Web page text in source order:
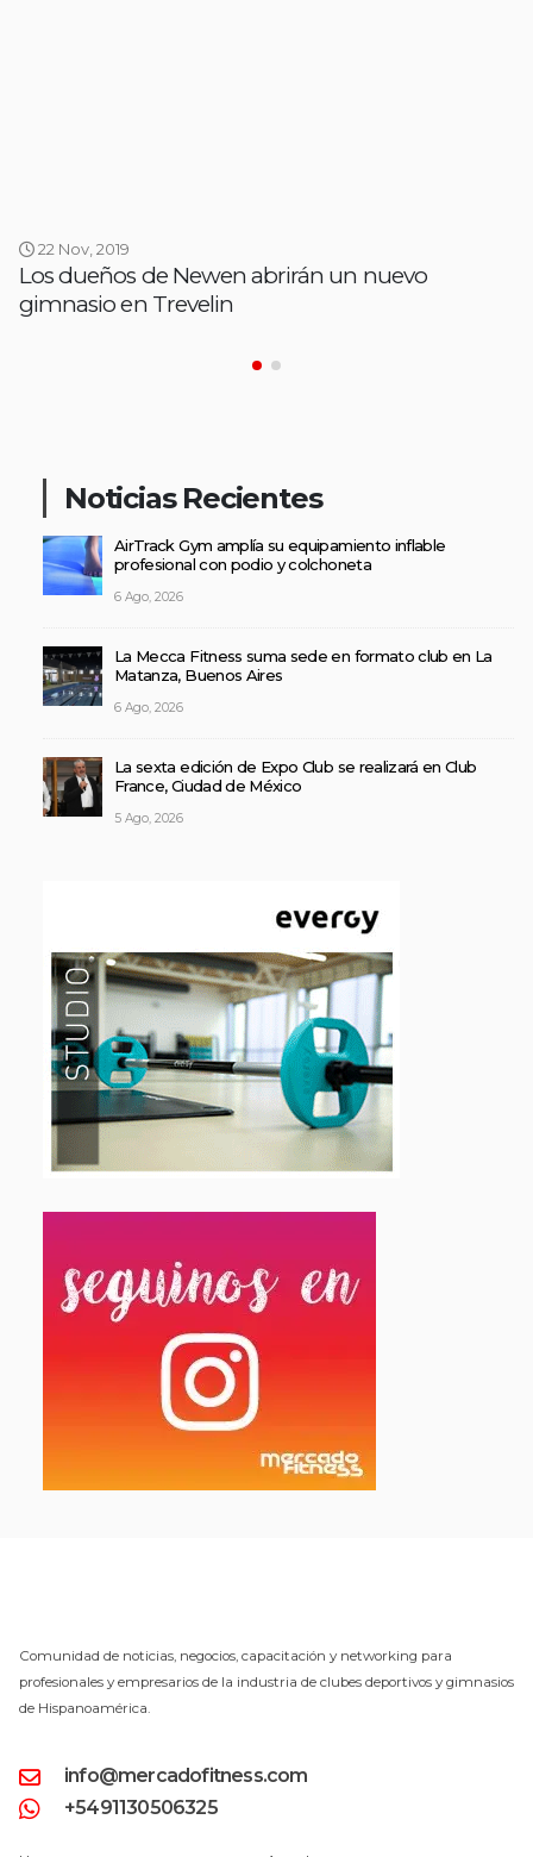
22 Nov, 2019
Los dueños de Newen abrirán un nuevo
gimnasio en Trevelin
Noticias Recientes
AirTrack Gym amplía su equipamiento inflable
profesional con podio y colchoneta
6 Ago, 2026
La Mecca Fitness suma sede en formato club en La
Matanza, Buenos Aires
6 Ago, 2026
La sexta edición de Expo Club se realizará en Club
France, Ciudad de México
5 Ago, 2026
Comunidad de noticias, negocios, capacitación y networking para
profesionales y empresarios de la industria de clubes deportivos y gimnasios
de Hispanoamérica.
info@mercadofitness.com
+5491130506325